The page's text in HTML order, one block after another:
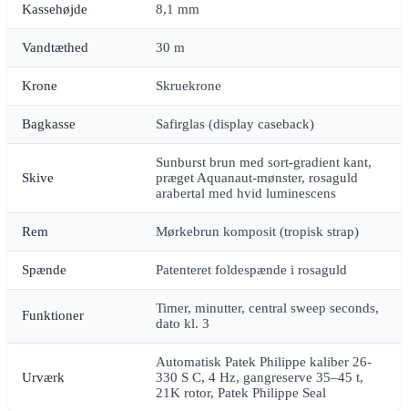
Kassehøjde 8,1 mm
Vandtæthed 30 m
Krone Skruekrone
Bagkasse Safirglas (display caseback)
Skive
Sunburst brun med sort-gradient kant,
præget Aquanaut-mønster, rosaguld
arabertal med hvid luminescens
Rem Mørkebrun komposit (tropisk strap)
Spænde Patenteret foldespænde i rosaguld
Funktioner
Timer, minutter, central sweep seconds,
dato kl. 3
Urværk
Automatisk Patek Philippe kaliber 26-
330 S C, 4 Hz, gangreserve 35–45 t,
21K rotor, Patek Philippe Seal